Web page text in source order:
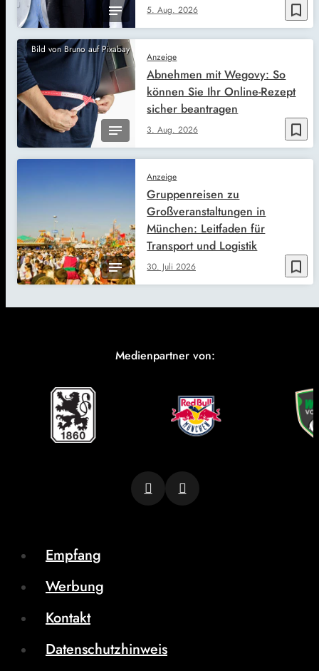
bookmark_border
5. Aug. 2026
Bild von Bruno auf Pixabay
bookmark_border
Anzeige
3. Aug. 2026
Abnehmen mit Wegovy: So
können Sie Ihr Online-Rezept
sicher beantragen
bookmark_border
Anzeige
30. Juli 2026
Gruppenreisen zu
Großveranstaltungen in
München: Leitfaden für
Transport und Logistik
Medienpartner von:
Empfang
Werbung
Kontakt
Datenschutzhinweis